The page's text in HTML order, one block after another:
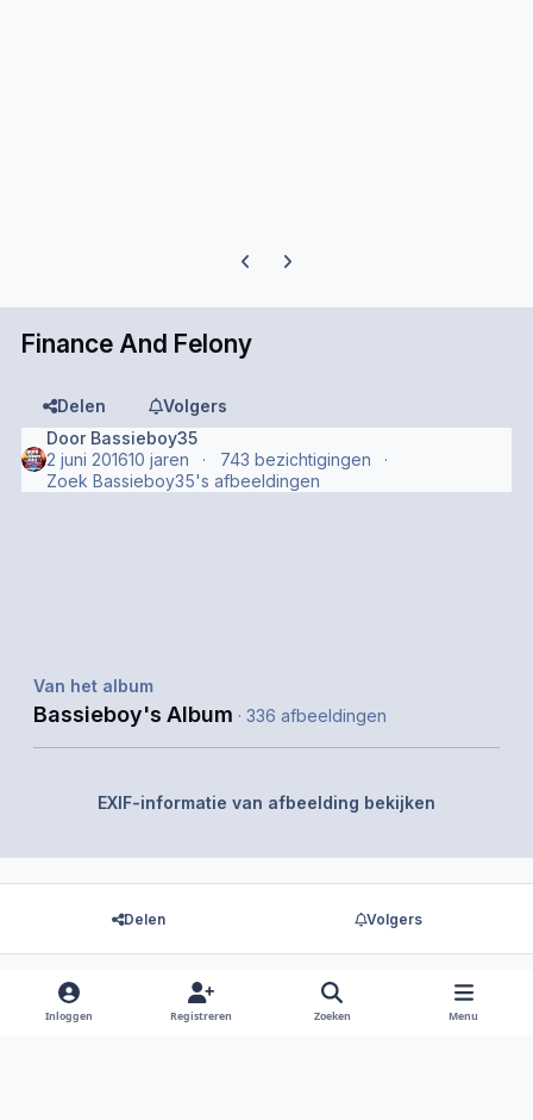
Previous carousel slide
Next carousel slide
Finance And Felony
Delen
Volgers
Door Bassieboy35
2 juni 201610 jaren
743 bezichtigingen
Zoek Bassieboy35's afbeeldingen
Van het album
Bassieboy's Album · 336 afbeeldingen
EXIF-informatie van afbeelding bekijken
Delen Volgers
Er zijn geen reacties om weer te geven.
Inloggen Registreren Zoeken Menu